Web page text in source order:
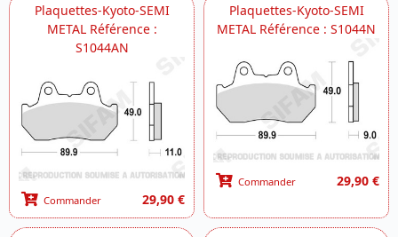
Plaquettes-Kyoto-SEMI
METAL Référence :
S1044AN
Commander 29,90 €
Plaquettes-Kyoto-SEMI
METAL Référence : S1044N
Commander 29,90 €